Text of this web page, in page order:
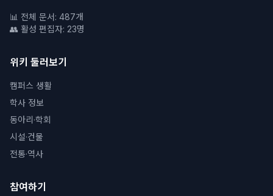
📊 전체 문서: 487개
👥 활성 편집자: 23명
위키 둘러보기
캠퍼스 생활
학사 정보
동아리·학회
시설·건물
전통·역사
참여하기